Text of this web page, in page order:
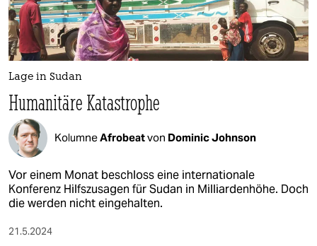
Lage in Sudan
Humanitäre Katastrophe
KolumneAfrobeatvon Dominic Johnson
Vor einem Monat beschloss eine internationale
Konferenz Hilfszusagen für Sudan in Milliardenhöhe. Doch
die werden nicht eingehalten.
21.5.2024